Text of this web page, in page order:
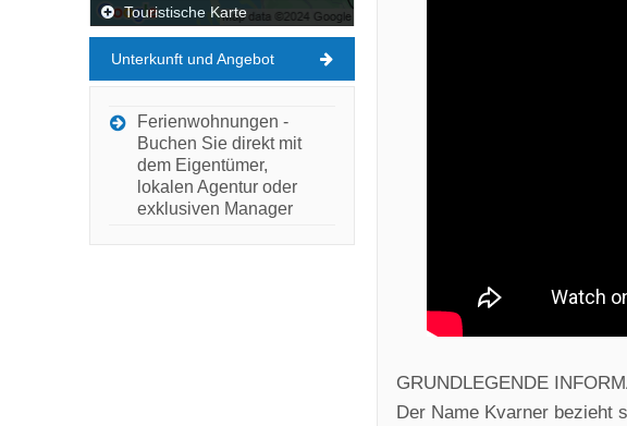
GRUNDLEGENDE
Der Name Kvarner bezieht
Touristische Karte
Unterkunft und Angebot
Ferienwohnungen -
Buchen Sie direkt mit
dem Eigentümer,
lokalen Agentur oder
exklusiven Manager